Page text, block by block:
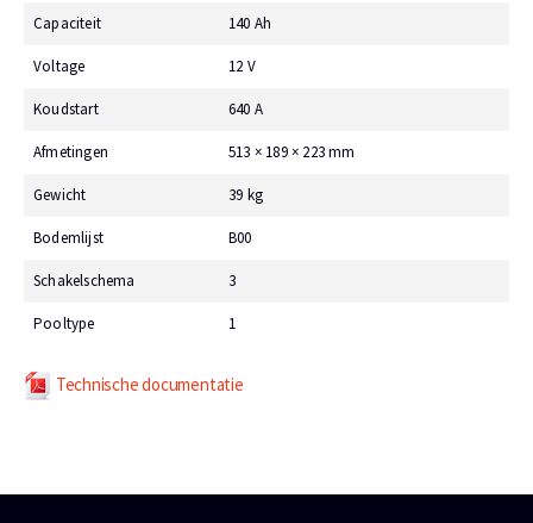
Capaciteit 140 Ah
Voltage 12 V
Koudstart 640 A
Afmetingen 513 × 189 × 223 mm
Gewicht 39 kg
Bodemlijst B00
Schakelschema 3
Pooltype 1
Technische documentatie